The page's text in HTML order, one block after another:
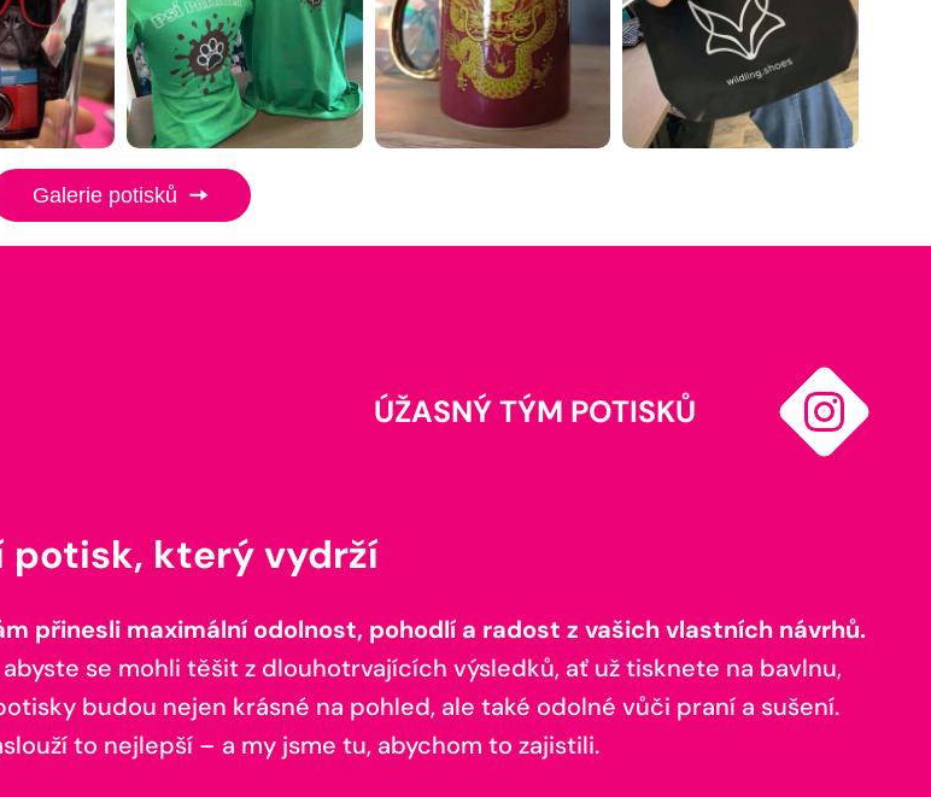
Galerie potisků
ÚŽASNÝ TÝM POTISKŮ
potisk, který vydrží
přinesli maximální odolnost, pohodlí a radost z vašich vlastních návrhů.
se mohli těšit z dlouhotrvajících výsledků, ať už tisknete na bavlnu,
budou nejen krásné na pohled, ale také odolné vůči praní a sušení.
to nejlepší – a my jsme tu, abychom to zajistili.